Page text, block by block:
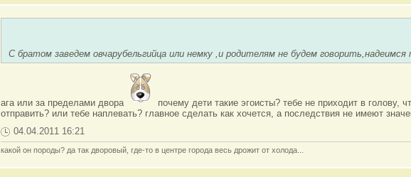
С братом заведем овчарубельгийца или немку ,и родителям не будем
ага или за пределами двора
почему дети такие эгоисты? тебе не приходит в голову,
отправить? или тебе наплевать? главное сделать как хочется, а последствия не имеют
04.04.2011 16:21
какой он породы? да так дворовый, где-то в центре города весь дрожит от холода...